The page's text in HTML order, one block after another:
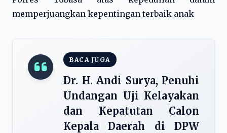
memperjuangkan kepentingan terbaik anak
BACA JUGA
Dr. H. Andi Surya, Penuhi
Undangan Uji Kelayakan
dan Kepatutan Calon
Kepala Daerah di DPW